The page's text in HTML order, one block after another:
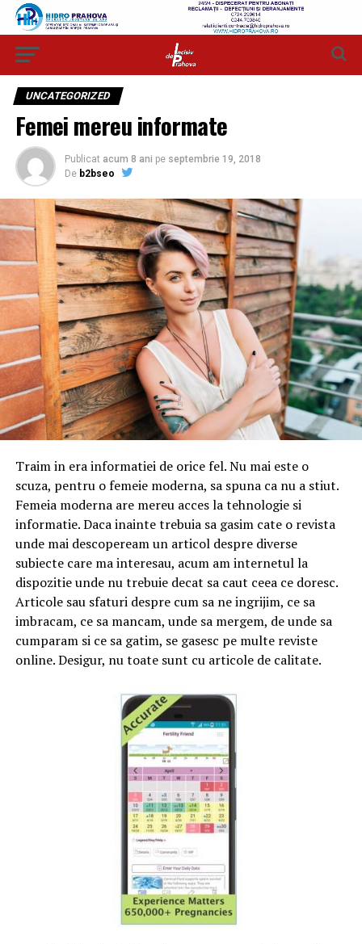
UNCATEGORIZED
Femei mereu informate
Publicat acum 8 ani pe septembrie 19, 2018
De b2bseo
Traim in era informatiei de orice fel. Nu mai este o
scuza, pentru o femeie moderna, sa spuna ca nu a stiut.
Femeia moderna are mereu acces la tehnologie si
informatie. Daca inainte trebuia sa gasim cate o revista
unde mai descopeream un articol despre diverse
subiecte care ma interesau, acum am internetul la
dispozitie unde nu trebuie decat sa caut ceea ce doresc.
Articole sau sfaturi despre cum sa ne ingrijim, ce sa
imbracam, ce sa mancam, unde sa mergem, de unde sa
cumparam si ce sa gatim, se gasesc pe multe reviste
online. Desigur, nu toate sunt cu articole de calitate.